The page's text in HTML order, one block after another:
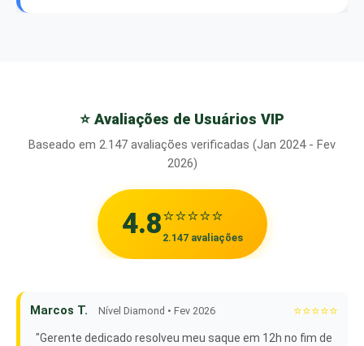
⭐ Avaliações de Usuários VIP
Baseado em 2.147 avaliações verificadas (Jan 2024 - Fev
2026)
4.8⭐⭐⭐⭐⭐
2.147 avaliações
Marcos T. Nível Diamond • Fev 2026 ⭐⭐⭐⭐⭐
"Gerente dedicado resolveu meu saque em 12h no fim de